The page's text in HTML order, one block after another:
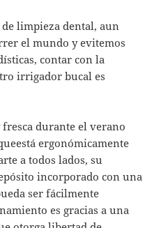
limpieza dental, aun
el mundo y evitemos
contar con la
irrigador bucal es
durante el verano
ergonómicamente
a todos lados, su
incorporado con una
ser fácilmente
es gracias a una